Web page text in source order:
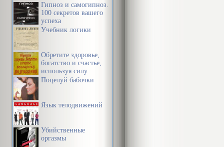
Гипноз и самогипноз.
100 секретов вашего
успеха
Учебник логики
Обретите здоровье,
богатство и счастье,
используя силу
подсознания
Поцелуй бабочки
Язык телодвижений
Убийственные
оргазмы